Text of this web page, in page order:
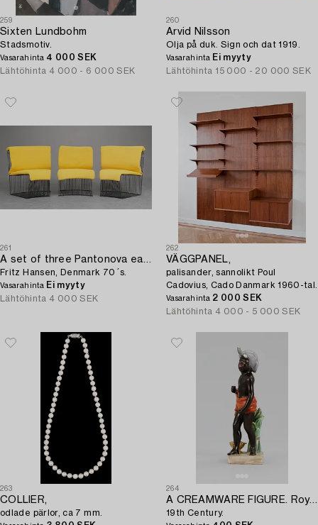
259
Sixten Lundbohm
Stadsmotiv.
Vasarahinta 4 000 SEK
Lähtöhinta 4 000 - 6 000 SEK
260
Arvid Nilsson
Olja på duk. Sign och dat 1919.
Vasarahinta Ei myyty
Lähtöhinta 15 000 - 20 000 SEK
261
A set of three Pantonova easy chairs by Verner Panton,
Fritz Hansen, Denmark 70´s.
Vasarahinta Ei myyty
Lähtöhinta 4 000 SEK
262
VÄGGPANEL,
palisander, sannolikt Poul
Cadovius, Cado Danmark 1960-tal.
Vasarahinta 2 000 SEK
Lähtöhinta 4 000 - 5 000 SEK
263
COLLIER,
odlade pärlor, ca 7 mm.
264
A CREAMWARE FIGURE. Royal Copenhagen,
19th Century.